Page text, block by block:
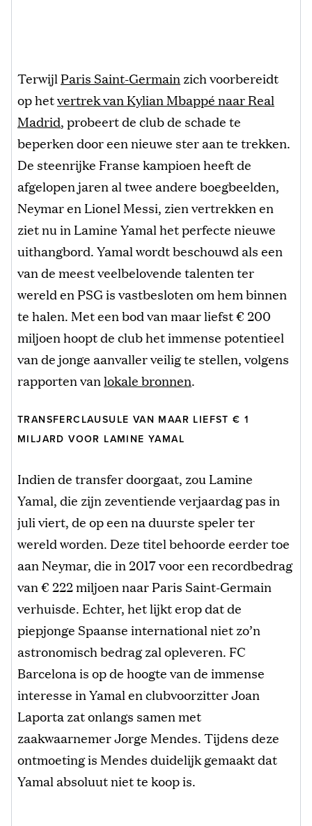
Terwijl Paris Saint-Germain zich voorbereidt
op hetvertrek van Kylian Mbappé naar Real
Madrid, probeert de club de schade te
beperken door een nieuwe ster aan te trekken.
De steenrijke Franse kampioen heeft de
afgelopen jaren al twee andere boegbeelden,
Neymar en Lionel Messi, zien vertrekken en
ziet nu in Lamine Yamal het perfecte nieuwe
uithangbord. Yamal wordt beschouwd als een
van de meest veelbelovende talenten ter
wereld en PSG is vastbesloten om hem binnen
te halen. Met een bod van maar liefst € 200
miljoen hoopt de club het immense potentieel
van de jonge aanvaller veilig te stellen, volgens
rapporten vanlokale bronnen.
TRANSFERCLAUSULE VAN MAAR LIEFST € 1
MILJARD VOOR LAMINE YAMAL
Indien de transfer doorgaat, zou Lamine
Yamal, die zijn zeventiende verjaardag pas in
juli viert, de op een na duurste speler ter
wereld worden. Deze titel behoorde eerder toe
aan Neymar, die in 2017 voor een recordbedrag
van € 222 miljoen naar Paris Saint-Germain
verhuisde. Echter, het lijkt erop dat de
piepjonge Spaanse international niet zo’n
astronomisch bedrag zal opleveren. FC
Barcelona is op de hoogte van de immense
interesse in Yamal en clubvoorzitter Joan
Laporta zat onlangs samen met
zaakwaarnemer Jorge Mendes. Tijdens deze
ontmoeting is Mendes duidelijk gemaakt dat
Yamal absoluut niet te koop is.